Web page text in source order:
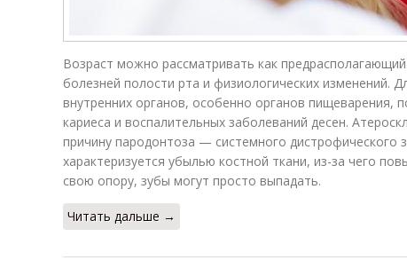
Возраст можно рассматривать как
болезней полости рта и физиологических изменений.
внутренних органов, особенно органов
кариеса и воспалительных заболеваний десен.
причину пародонтоза — системного дистрофического
характеризуется убылью костной ткани, из-за чего
свою опору, зубы могут просто выпадать.
Читать дальше →